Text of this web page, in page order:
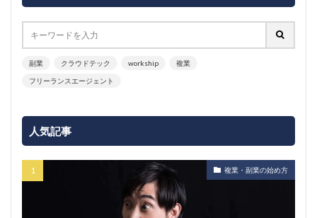
副業 クラウドテック workship 複業
フリーランスエージェント
人気記事
複業・副業の始め方